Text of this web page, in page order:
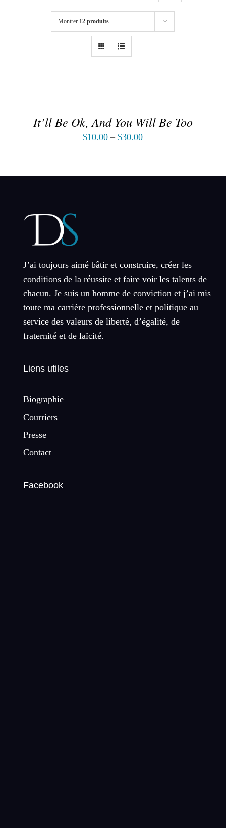
Montrer 12 produits
DÉTAILS
It’ll Be Ok, And You Will Be Too
$10.00 –$30.00
J’ai toujours aimé bâtir et construire, créer les
conditions de la réussite et faire voir les talents de
chacun. Je suis un homme de conviction et j’ai mis
toute ma carrière professionnelle et politique au
service des valeurs de liberté, d’égalité, de
fraternité et de laïcité.
Liens utiles
Biographie
Courriers
Presse
Contact
Facebook